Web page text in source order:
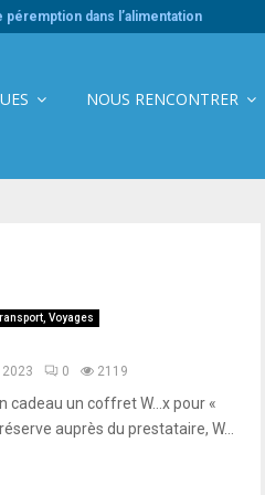
péremption dans l’alimentation
NOUS RENCONTRER
Voyages
0 2119
cadeau un coffret W…x pour «
auprès du prestataire, W…